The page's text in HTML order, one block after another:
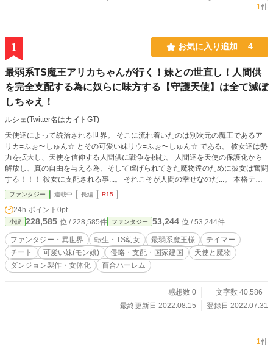
1件
1 お気に入り追加 4
最弱系TS魔王アリカちゃんが行く！妹との世直し！人間供
を完全支配する為に奴らに味方する【守護天使】は全て滅ぼ
しちゃえ！
ルシェ(Twitter名はカイトGT)
天使達によって統治される世界。 そこに流れ着いたのは別次元の魔王であるア
リカ=ふぉ〜しゅん☆ とその可愛い妹リウ=ふぉ〜しゅん☆ である。 彼女達は勢
力を拡大し、天使を信仰する人間供に戦争を挑む。 人間達を天使の保護化から
解放し、真の自由を与える為、そして虐げられてきた魔物達のために彼女は奮闘
する！！！ 彼女に支配される事...。 それこそが人間の幸せなのだ...。 本格テイ
マーファンタジーここに開幕！！！ (はいっ！ ここに書いてある事に嘘があり
ます！ じゃあ中身を見て確認しよう！！！)
ファンタジー 連載中 長編 R15
24h.ポイント 0pt
小説 228,585 位 / 228,585件 ファンタジー 53,244 位 / 53,244件
ファンタジー・異世界 転生・TS幼女 最弱系魔王様
テイマー
チート
可愛い妹(モン娘) 侵略・支配・国家建国
天使と魔物
ダンジョン製作・女体化
百合ハーレム
感想数 0
文字数 40,586
最終更新日 2022.08.15
登録日 2022.07.31
1件